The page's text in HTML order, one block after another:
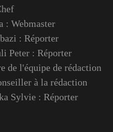
: Webmaster
: Réporter
Peter : Réporter
de l'équipe de rédaction
à la rédaction
Sylvie : Réporter